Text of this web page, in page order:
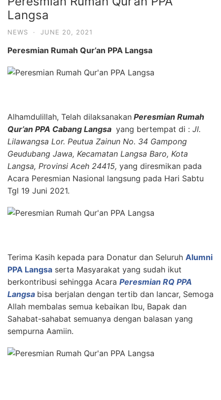
Langsa
NEWS · JUNE 20, 2021
Peresmian Rumah Qur’an PPA Langsa
Alhamdulillah, Telah dilaksanakan Peresmian Rumah
Qur’an PPA Cabang Langsa yang bertempat di : Jl.
Lilawangsa Lor. Peutua Zainun No. 34 Gampong
Geudubang Jawa, Kecamatan Langsa Baro, Kota
Langsa, Provinsi Aceh 24415, yang diresmikan pada
Acara Peresmian Nasional langsung pada Hari Sabtu
Tgl 19 Juni 2021.
Terima Kasih kepada para Donatur dan Seluruh Alumni
PPA Langsa serta Masyarakat yang sudah ikut
berkontribusi sehingga Acara Peresmian RQ PPA
Langsa bisa berjalan dengan tertib dan lancar, Semoga
Allah membalas semua kebaikan Ibu, Bapak dan
Sahabat-sahabat semuanya dengan balasan yang
sempurna Aamiin.